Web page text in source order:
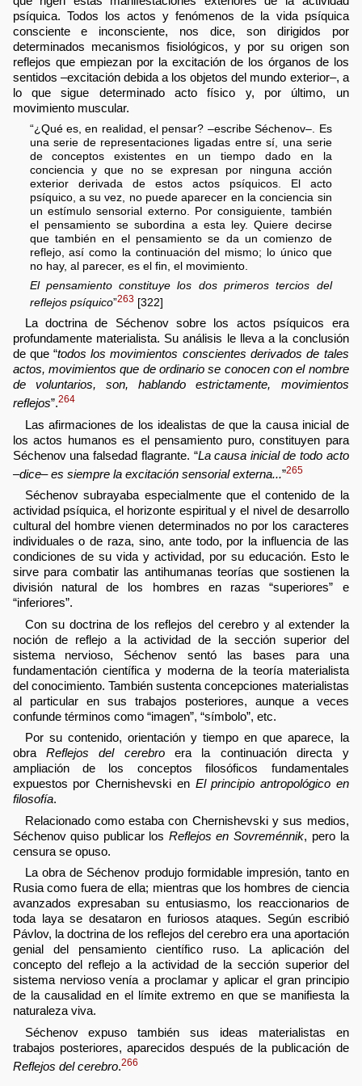
psíquica. Todos los actos y fenómenos de la vida psíquica
consciente e inconsciente, nos dice, son dirigidos por
determinados mecanismos fisiológicos, y por su origen son
reflejos que empiezan por la excitación de los órganos de los
sentidos –excitación debida a los objetos del mundo exterior–, a
lo que sigue determinado acto físico y, por último, un
movimiento muscular.
“¿Qué es, en realidad, el pensar? –escribe Séchenov–. Es
una serie de representaciones ligadas entre sí, una serie
de conceptos existentes en un tiempo dado en la
conciencia y que no se expresan por ninguna acción
exterior derivada de estos actos psíquicos. El acto
psíquico, a su vez, no puede aparecer en la conciencia sin
un estímulo sensorial externo. Por consiguiente, también
el pensamiento se subordina a esta ley. Quiere decirse
que también en el pensamiento se da un comienzo de
reflejo, así como la continuación del mismo; lo único que
no hay, al parecer, es el fin, el movimiento.
El pensamiento constituye los dos primeros tercios del
reflejos psíquico”263[322]
La doctrina de Séchenov sobre los actos psíquicos era
profundamente materialista. Su análisis le lleva a la conclusión
de que “todos los movimientos conscientes derivados de tales
actos, movimientos que de ordinario se conocen con el nombre
de voluntarios, son, hablando estrictamente, movimientos
reflejos”.264
Las afirmaciones de los idealistas de que la causa inicial de
los actos humanos es el pensamiento puro, constituyen para
Séchenov una falsedad flagrante. “La causa inicial de todo acto
–dice– es siempre la excitación sensorial externa...”265
Séchenov subrayaba especialmente que el contenido de la
actividad psíquica, el horizonte espiritual y el nivel de desarrollo
cultural del hombre vienen determinados no por los caracteres
individuales o de raza, sino, ante todo, por la influencia de las
condiciones de su vida y actividad, por su educación. Esto le
sirve para combatir las antihumanas teorías que sostienen la
división natural de los hombres en razas “superiores” e
“inferiores”.
Con su doctrina de los reflejos del cerebro y al extender la
noción de reflejo a la actividad de la sección superior del
sistema nervioso, Séchenov sentó las bases para una
fundamentación científica y moderna de la teoría materialista
del conocimiento. También sustenta concepciones materialistas
al particular en sus trabajos posteriores, aunque a veces
confunde términos como “imagen”, “símbolo”, etc.
Por su contenido, orientación y tiempo en que aparece, la
obra Reflejos del cerebroera la continuación directa y
ampliación de los conceptos filosóficos fundamentales
expuestos por Chernishevski en El principio antropológico en
filosofía.
Relacionado como estaba con Chernishevski y sus medios,
Séchenov quiso publicar los Reflejos en Sovreménnik, pero la
censura se opuso.
La obra de Séchenov produjo formidable impresión, tanto en
Rusia como fuera de ella; mientras que los hombres de ciencia
avanzados expresaban su entusiasmo, los reaccionarios de
toda laya se desataron en furiosos ataques. Según escribió
Pávlov, la doctrina de los reflejos del cerebro era una aportación
genial del pensamiento científico ruso. La aplicación del
concepto del reflejo a la actividad de la sección superior del
sistema nervioso venía a proclamar y aplicar el gran principio
de la causalidad en el límite extremo en que se manifiesta la
naturaleza viva.
Séchenov expuso también sus ideas materialistas en
trabajos posteriores, aparecidos después de la publicación de
Reflejos del cerebro.266